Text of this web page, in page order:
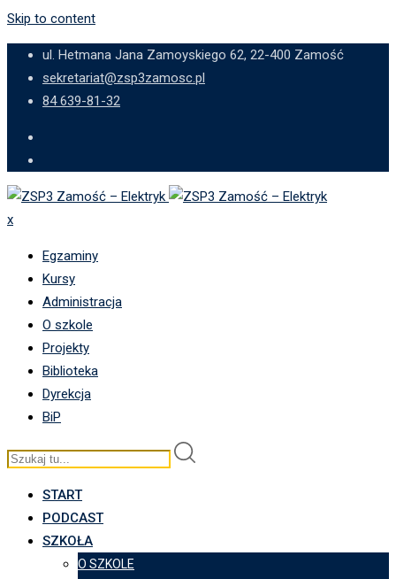
Skip to content
ul. Hetmana Jana Zamoyskiego 62, 22-400 Zamość
sekretariat@zsp3zamosc.pl
84 639-81-32
x
Egzaminy
Kursy
Administracja
O szkole
Projekty
Biblioteka
Dyrekcja
BiP
START
PODCAST
SZKOŁA
O SZKOLE